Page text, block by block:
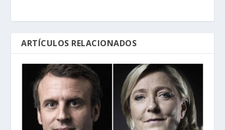
ARTÍCULOS RELACIONADOS